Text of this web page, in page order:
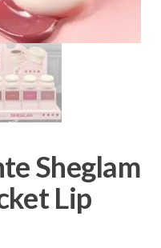
Sheglam
Lip